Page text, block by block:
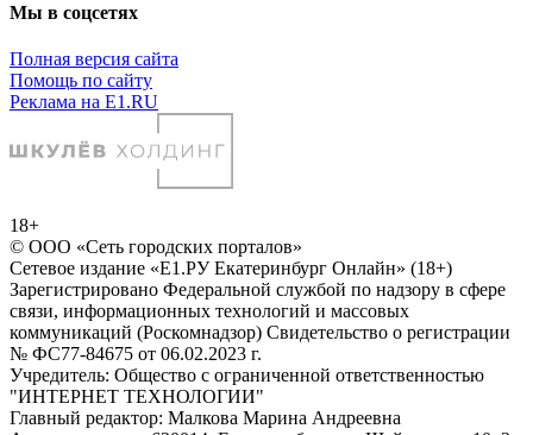
Мы в соцсетях
Полная версия сайта
Помощь по сайту
Реклама на E1.RU
18+
© ООО «Сеть городских порталов»
Сетевое издание «Е1.РУ Екатеринбург Онлайн» (18+)
Зарегистрировано Федеральной службой по надзору в сфере
связи, информационных технологий и массовых
коммуникаций (Роскомнадзор) Свидетельство о регистрации
№ ФС77-84675 от 06.02.2023 г.
Учредитель: Общество с ограниченной ответственностью
"ИНТЕРНЕТ ТЕХНОЛОГИИ"
Главный редактор: Малкова Марина Андреевна